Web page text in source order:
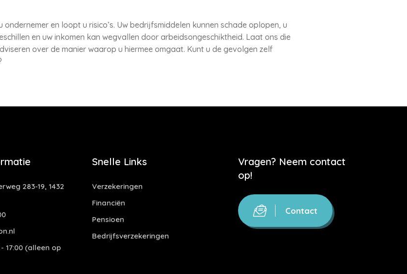
en loopt u risico’s. Uw bedrijfsmiddelen kunnen schade oplopen, u
en uw inkomen kan wegvallen door arbeidsongeschiktheid. Laat ons die
over de manier waarop u hiermee omgaat. Kunt u de gevolgen zelf
283-19, 1432
17:00 (alleen op
Snelle Links
Verzekeringen
Financiën
Pensioen
Bedrijfsverzekeringen
Vragen? Neem contact
op!
Contact